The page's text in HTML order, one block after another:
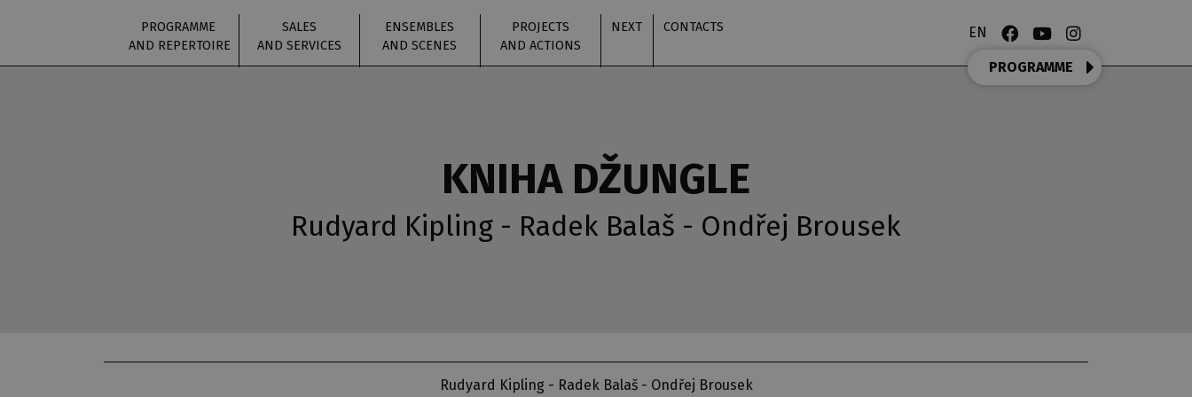
PROGRAMME
AND REPERTOIRE
SALES
AND SERVICES
ENSEMBLES
AND SCENES
PROJECTS
AND ACTIONS
NEXT CONTACTS EN
PROGRAMME
KNIHA DŽUNGLE
Rudyard Kipling - Radek Balaš - Ondřej Brousek
Rudyard Kipling - Radek Balaš - Ondřej Brousek